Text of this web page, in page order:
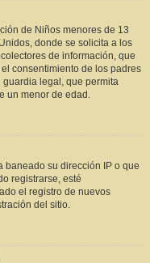
de Niños menores de 13
donde se solicita a los
de información, que
consentimiento de los padres
legal, que permita
un menor de edad.
baneado su dirección IP o que
registrarse, esté
el registro de nuevos
del sitio.